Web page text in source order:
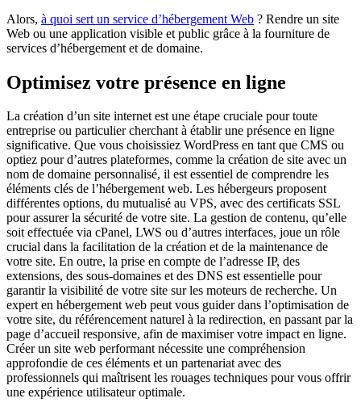
Alors, à quoi sert un service d’hébergement Web ? Rendre un site
Web ou une application visible et public grâce à la fourniture de
services d’hébergement et de domaine.
Optimisez votre présence en ligne
La création d’un site internet est une étape cruciale pour toute
entreprise ou particulier cherchant à établir une présence en ligne
significative. Que vous choisissiez WordPress en tant que CMS ou
optiez pour d’autres plateformes, comme la création de site avec un
nom de domaine personnalisé, il est essentiel de comprendre les
éléments clés de l’hébergement web. Les hébergeurs proposent
différentes options, du mutualisé au VPS, avec des certificats SSL
pour assurer la sécurité de votre site. La gestion de contenu, qu’elle
soit effectuée via cPanel, LWS ou d’autres interfaces, joue un rôle
crucial dans la facilitation de la création et de la maintenance de
votre site. En outre, la prise en compte de l’adresse IP, des
extensions, des sous-domaines et des DNS est essentielle pour
garantir la visibilité de votre site sur les moteurs de recherche. Un
expert en hébergement web peut vous guider dans l’optimisation de
votre site, du référencement naturel à la redirection, en passant par la
page d’accueil responsive, afin de maximiser votre impact en ligne.
Créer un site web performant nécessite une compréhension
approfondie de ces éléments et un partenariat avec des
professionnels qui maîtrisent les rouages techniques pour vous offrir
une expérience utilisateur optimale.